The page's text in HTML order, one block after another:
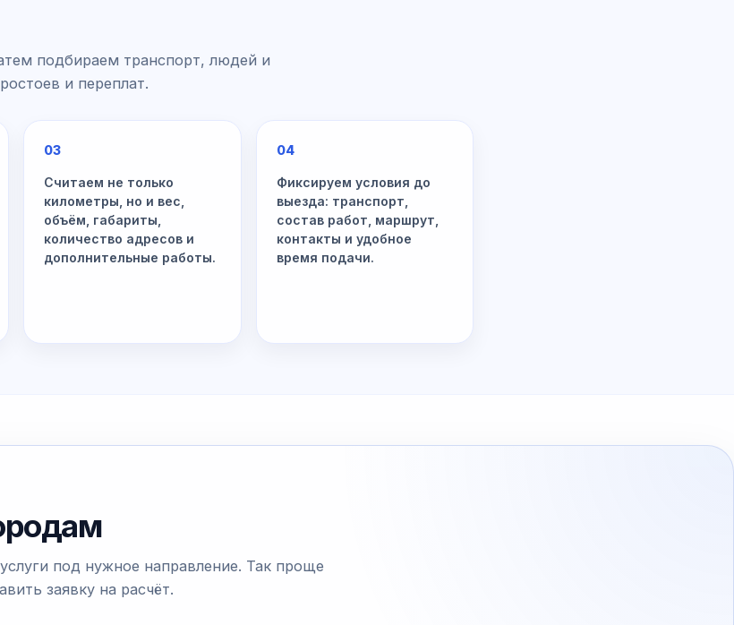
подбираем транспорт, людей и
и переплат.
03
Считаем не только
километры, но и вес,
объём, габариты,
количество адресов и
дополнительные работы.
04
Фиксируем условия до
выезда: транспорт,
состав работ, маршрут,
контакты и удобное
время подачи.
под нужное направление. Так проще
заявку на расчёт.